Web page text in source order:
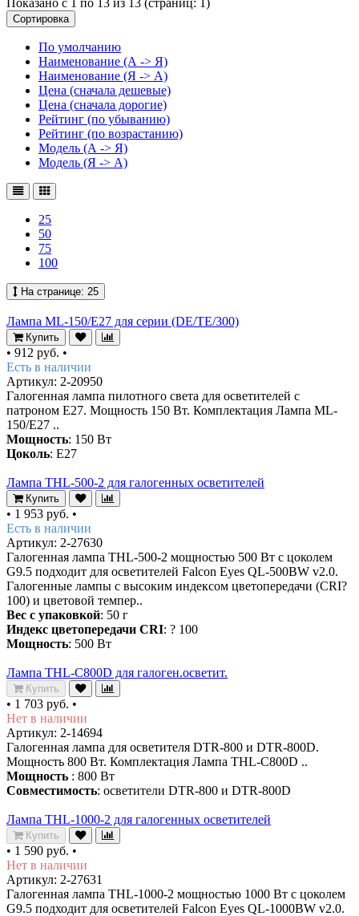
Сортировка
По умолчанию
Наименование (А -> Я)
Наименование (Я -> А)
Цена (сначала дешевые)
Цена (сначала дорогие)
Рейтинг (по убыванию)
Рейтинг (по возрастанию)
Модель (А -> Я)
Модель (Я -> А)
25
50
75
100
На странице: 25
Лампа ML-150/E27 для серии (DE/TE/300)
Купить
• 912 руб. •
Есть в наличии
Артикул: 2-20950
Галогенная лампа пилотного света для осветителей с
патроном Е27. Мощность 150 Вт. Комплектация Лампа ML-
150/E27 ..
Мощность: 150 Вт
Цоколь: E27
Лампа THL-500-2 для галогенных осветителей
Купить
• 1 953 руб. •
Есть в наличии
Артикул: 2-27630
Галогенная лампа THL-500-2 мощностью 500 Вт с цоколем
G9.5 подходит для осветителей Falcon Eyes QL-500BW v2.0.
Галогенные лампы с высоким индексом цветопередачи (CRI?
100) и цветовой темпер..
Вес с упаковкой: 50 г
Индекс цветопередачи CRI: ? 100
Мощность: 500 Вт
Лампа THL-C800D для галоген.осветит.
Купить
• 1 703 руб. •
Нет в наличии
Артикул: 2-14694
Галогенная лампа для осветителя DTR-800 и DTR-800D.
Мощность 800 Вт. Комплектация Лампа THL-C800D ..
Мощность : 800 Вт
Совместимость: осветители DTR-800 и DTR-800D
Лампа THL-1000-2 для галогенных осветителей
Купить
• 1 590 руб. •
Нет в наличии
Артикул: 2-27631
Галогенная лампа THL-1000-2 мощностью 1000 Вт с цоколем
G9.5 подходит для осветителей Falcon Eyes QL-1000BW v2.0.